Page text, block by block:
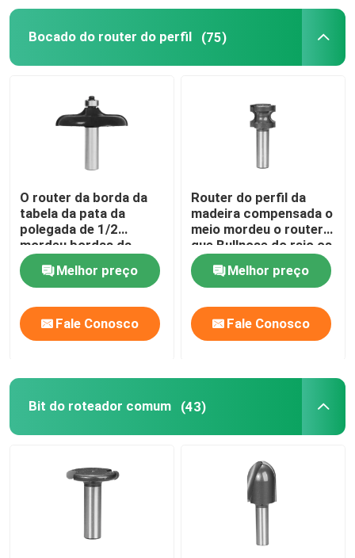
o furo derrubado carboneto considerou
Bocado do router do perfil (75)
O router da borda da
tabela da pata da
polegada de 1/2
mordeu bordas da
tabela do revestimento
Melhor preço
Fale Conosco
Router do perfil da
madeira compensada o
meio mordeu o router
que Bullnose do raio os
bocados
arredondaram
inteiramente a borda
Melhor preço
Fale Conosco
Bit do roteador comum (43)